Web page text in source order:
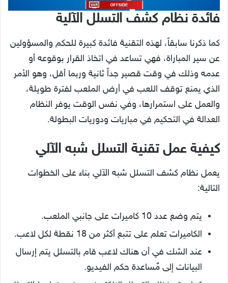
فائدة نظام كشف التسلل الآلية
كما ذكرنا سابقاً، لهذه التقنية فائدة كبيرة للحكم والمسؤولين
عن سير المباراة، فهي تساعد في اتخاذ القرار بوقوعه أو
عدمه وذلك في وقت قصير جداً ثانية وربما أقل، وهو الأمر
الذي يمنع توقف اللعب في أرض الملعب لفترة طويلة،
والعمل على استمرارها، وفي نفس الوقت يوفر النظام
العدالة في التحكيم في مباريات ودوريات البطولة.
كيفية عمل تقنية التسلل شبه الآلي
يعمل نظام كشف التسلل شبه الآلي بناء على الخطوات
التالية:
يتم وضع عدد 10 كاميرات على جانبي الملعب.
الكاميرات تعلم على تتبع أكثر من 18 نقطة لكل لاعب.
عند الشك في أن هناك لاعب قام بالتسلل يتم إرسال
البيانات إلى مٌساعدة حكم الفيديو.